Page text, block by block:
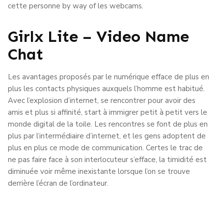
cette personne by way of les webcams.
Girlx Lite – Video Name
Chat
Les avantages proposés par le numérique efface de plus en
plus les contacts physiques auxquels l’homme est habitué.
Avec l’explosion d’internet, se rencontrer pour avoir des
amis et plus si affinité, start à immigrer petit à petit vers le
monde digital de la toile. Les rencontres se font de plus en
plus par l’intermédiaire d’internet, et les gens adoptent de
plus en plus ce mode de communication. Certes le trac de
ne pas faire face à son interlocuteur s’efface, la timidité est
diminuée voir même inexistante lorsque l’on se trouve
derrière l’écran de l’ordinateur.